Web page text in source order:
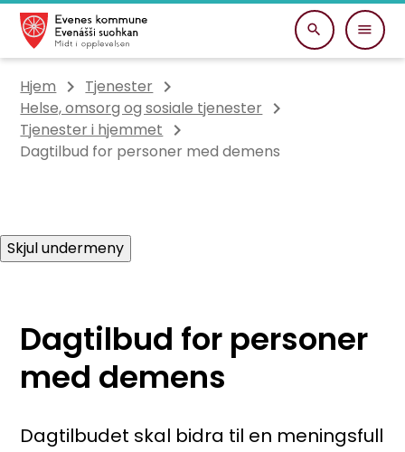
Evenes kommune
Du er her:
Hjem
Tjenester
Helse, omsorg og sosiale tjenester
Tjenester i hjemmet
Dagtilbud for personer med demens
Skjul undermeny
Dagtilbud for personer
med demens
Dagtilbudet skal bidra til en meningsfull